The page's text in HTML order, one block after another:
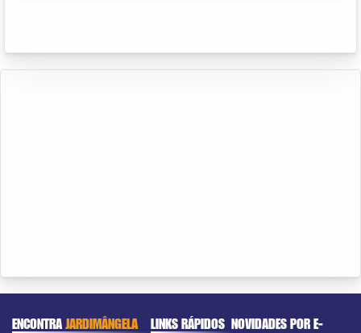
ENCONTRAJARDIMÂNGELA LINKS RÁPIDOS NOVIDADES POR E-